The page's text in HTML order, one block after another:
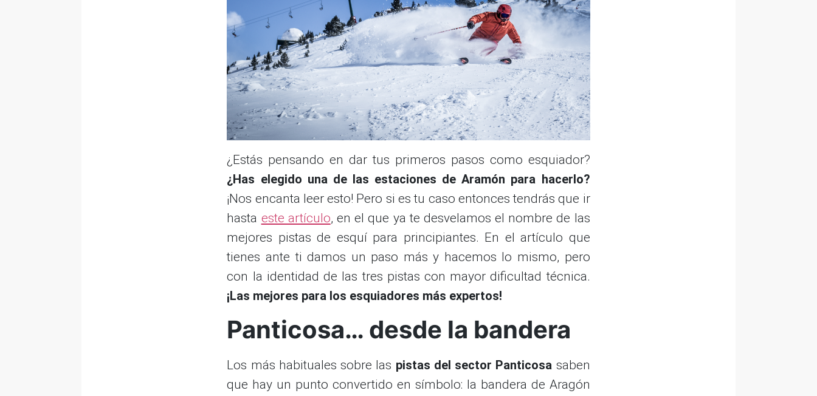
¿Estás pensando en dar tus primeros pasos como esquiador?
¿Has elegido una de las estaciones de Aramón para hacerlo?
¡Nos encanta leer esto! Pero si es tu caso entonces tendrás que ir
hasta este artículo, en el que ya te desvelamos el nombre de las
mejores pistas de esquí para principiantes. En el artículo que
tienes ante ti damos un paso más y hacemos lo mismo, pero
con la identidad de las tres pistas con mayor dificultad técnica.
¡Las mejores para los esquiadores más expertos!
Panticosa… desde la bandera
Los más habituales sobre las pistas del sector Panticosa saben
que hay un punto convertido en símbolo: la bandera de Aragón